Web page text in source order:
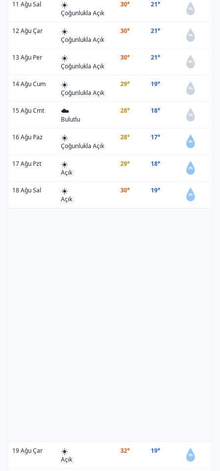
11 Ağu Sal ☀️
Çoğunlukla Açık
30° 21°
0%
12 Ağu Çar ☀️
Çoğunlukla Açık
30° 21°
0%
13 Ağu Per ☀️
Çoğunlukla Açık
30° 21°
0%
14 Ağu Cum ☀️
Çoğunlukla Açık
29° 19°
0%
15 Ağu Cmt ☁️
Bulutlu
28° 18°
0%
16 Ağu Paz ☀️
Çoğunlukla Açık
28° 17°
3%
17 Ağu Pzt ☀️
Açık
29° 18°
2%
18 Ağu Sal ☀️
Açık
30° 19°
4%
19 Ağu Çar ☀️
Açık
32° 19°
3%